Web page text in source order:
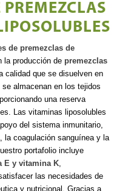
de premezclas de
la producción de premezclas
calidad que se disuelven en
almacenan en los tejidos
una reserva
Las vitaminas liposolubles
del sistema inmunitario,
la coagulación sanguínea y la
portafolio incluye
E y vitamina K,
las necesidades de
y nutricional. Gracias a